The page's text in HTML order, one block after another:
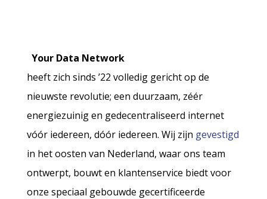
Your Data Network
heeft zich sinds ’22 volledig gericht op de
nieuwste revolutie; een duurzaam, zéér
energiezuinig en gedecentraliseerd internet
vóór iedereen, dóór iedereen. Wij zijn gevestigd
in het oosten van Nederland, waar ons team
ontwerpt, bouwt en klantenservice biedt voor
onze speciaal gebouwde gecertificeerde